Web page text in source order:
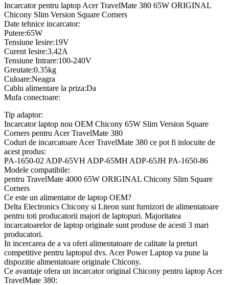
Incarcator pentru laptop Acer TravelMate 380 65W ORIGINAL
Chicony Slim Version Square Corners
Date tehnice incarcator:
Putere:65W
Tensiune Iesire:19V
Curent Iesire:3.42A
Tensiune Intrare:100-240V
Greutate:0.35kg
Culoare:Neagra
Cablu alimentare la priza:Da
Mufa conectoare:
Tip adaptor:
Incarcator laptop nou OEM Chicony 65W Slim Version Square
Corners pentru Acer TravelMate 380
Coduri de incarcatoare Acer TravelMate 380 ce pot fi inlocuite de
acest produs:
PA-1650-02 ADP-65VH ADP-65MH ADP-65JH PA-1650-86
Modele compatibile:
pentru TravelMate 4000 65W ORIGINAL Chicony Slim Square
Corners
Ce este un alimentator de laptop OEM?
Delta Electronics Chicony si Liteon sunt furnizori de alimentatoare
pentru toti producatorii majori de laptopuri. Majoritatea
incarcatoarelor de laptop originale sunt produse de acesti 3 mari
producatori.
In incercarea de a va oferi alimentatoare de calitate la preturi
competitive pentru laptopul dvs. Acer Power Laptop va pune la
dispozitie alimentatoare originale Chicony.
Ce avantaje ofera un incarcator original Chicony pentru laptop Acer
TravelMate 380: